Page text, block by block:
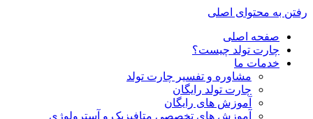
رفتن به محتوای اصلی
صفحه اصلی
چارت تولد چیست؟
خدمات ما
مشاوره و تفسیر چارت تولد
چارت تولد رایگان
آموزش های رایگان
آموزش های تخصصی متافیزیک و آسترولوژی